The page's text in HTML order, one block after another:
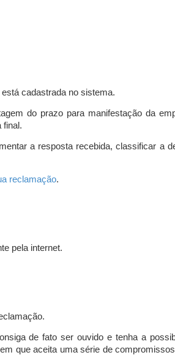
cadastrada no sistema.
do prazo para manifestação da
final.
a resposta recebida, classificar a
reclamação.
pela internet.
de fato ser ouvido e tenha a
que aceita uma série de